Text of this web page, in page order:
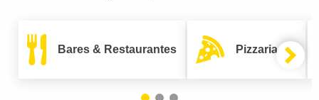
Bares & Restaurantes Pizzarias